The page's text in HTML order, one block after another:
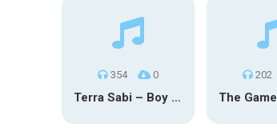
354 0
Terra Sabi – Boy Game X Marcia Cruz
202